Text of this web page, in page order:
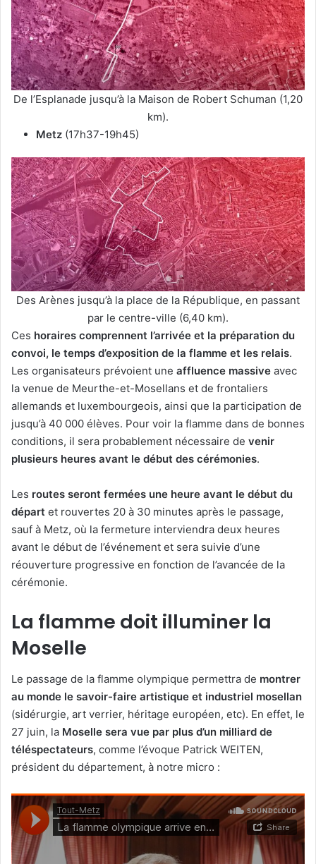
De l’Esplanade jusqu’à la Maison de Robert Schuman (1,20
km).
Metz (17h37-19h45)
Des Arènes jusqu’à la place de la République, en passant
par le centre-ville (6,40 km).
Ces horaires comprennent l’arrivée et la préparation du
convoi, le temps d’exposition de la flamme et les relais.
Les organisateurs prévoient une affluence massive avec
la venue de Meurthe-et-Mosellans et de frontaliers
allemands et luxembourgeois, ainsi que la participation de
jusqu’à 40 000 élèves. Pour voir la flamme dans de bonnes
conditions, il sera probablement nécessaire de venir
plusieurs heures avant le début des cérémonies.
Les routes seront fermées une heure avant le début du
départ et rouvertes 20 à 30 minutes après le passage,
sauf à Metz, où la fermeture interviendra deux heures
avant le début de l’événement et sera suivie d’une
réouverture progressive en fonction de l’avancée de la
cérémonie.
La flamme doit illuminer la
Moselle
Le passage de la flamme olympique permettra de montrer
au monde le savoir-faire artistique et industriel mosellan
(sidérurgie, art verrier, héritage européen, etc). En effet, le
27 juin, la Moselle sera vue par plus d’un milliard de
téléspectateurs, comme l’évoque Patrick WEITEN,
président du département, à notre micro :